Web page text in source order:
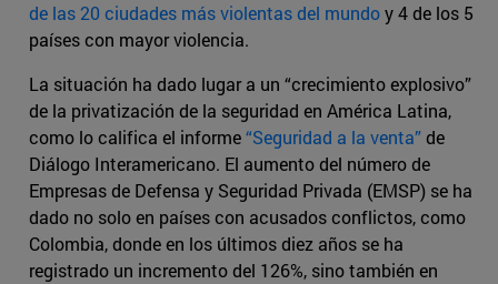
de las 20 ciudades más violentas del mundoy 4 de los 5
países con mayor violencia.
La situación ha dado lugar a un “crecimiento explosivo”
de la privatización de la seguridad en América Latina,
como lo califica el informe“Seguridad a la venta”de
Diálogo Interamericano. El aumento del número de
Empresas de Defensa y Seguridad Privada (EMSP) se ha
dado no solo en países con acusados conflictos, como
Colombia, donde en los últimos diez años se ha
registrado un incremento del 126%, sino también en